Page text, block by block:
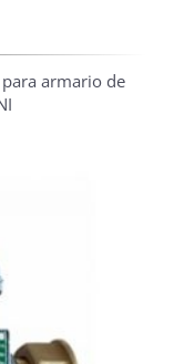
para armario de